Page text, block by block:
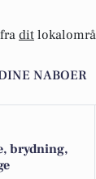
dit
NABOER
brydning,